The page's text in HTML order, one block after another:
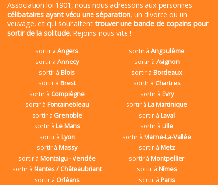
Association loi 1901, nous nous adressons aux personnes
célibataires ayant vécu une séparation, un divorce ou un
veuvage, et qui souhaitent trouver une bande de copains pour
sortir de la solitude. Rejoins-nous vite !
sortir àAngers sortir àAngoulême
sortir à Annecy sortir à Avignon
sortir àBlois sortir àBordeaux
sortir à Brest sortir à Chartres
sortir à Compiègne sortir à Evry
sortir à Fontainebleau sortir àLa Martinique
sortir à Grenoble sortir àLaval
sortir à Le Mans sortir àLille
sortir à Lyon sortir àMarne-La-Vallée
sortir à Massy sortir à Metz
sortir à Montaigu - Vendée sortir àMontpellier
sortir àNantes / Châteaubriant sortir à Nîmes
sortir à Orléans sortir à Paris